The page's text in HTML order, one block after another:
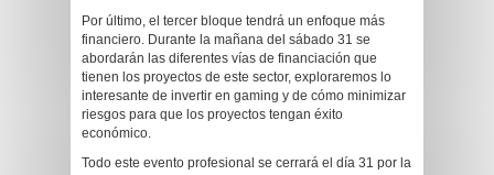
Por último, el tercer bloque tendrá un enfoque más
financiero. Durante la mañana del sábado 31 se
abordarán las diferentes vías de financiación que
tienen los proyectos de este sector, exploraremos lo
interesante de invertir en gaming y de cómo minimizar
riesgos para que los proyectos tengan éxito
económico.
Todo este evento profesional se cerrará el día 31 por la